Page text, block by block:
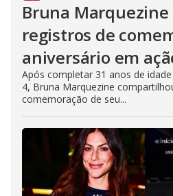
Bruna
registros de
aniversário em
Após completar 31 anos de
4, Bruna Marquezine
comemoração de seu...